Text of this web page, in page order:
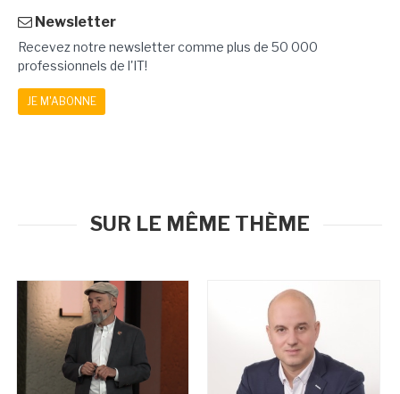
Newsletter
Recevez notre newsletter comme plus de 50 000
professionnels de l'IT!
JE M'ABONNE
SUR LE MÊME THÈME